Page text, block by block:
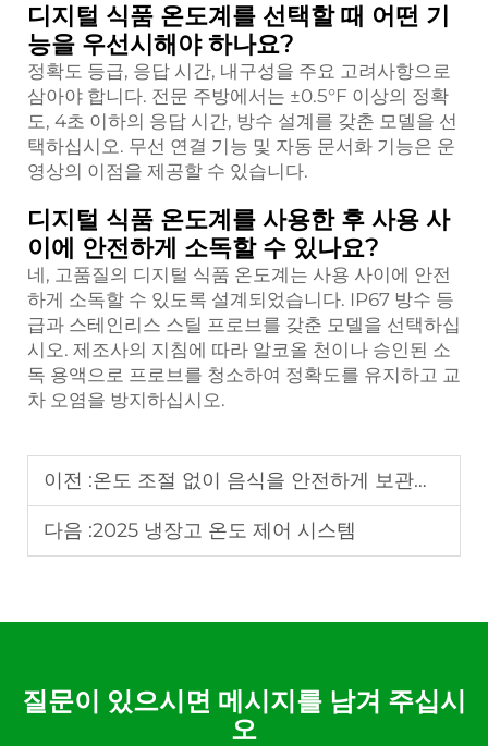
디지털 식품 온도계를 선택할 때 어떤 기
능을 우선시해야 하나요?
정확도 등급, 응답 시간, 내구성을 주요 고려사항으로
삼아야 합니다. 전문 주방에서는 ±0.5°F 이상의 정확
도, 4초 이하의 응답 시간, 방수 설계를 갖춘 모델을 선
택하십시오. 무선 연결 기능 및 자동 문서화 기능은 운
영상의 이점을 제공할 수 있습니다.
디지털 식품 온도계를 사용한 후 사용 사
이에 안전하게 소독할 수 있나요?
네, 고품질의 디지털 식품 온도계는 사용 사이에 안전
하게 소독할 수 있도록 설계되었습니다. IP67 방수 등
급과 스테인리스 스틸 프로브를 갖춘 모델을 선택하십
시오. 제조사의 지침에 따라 알코올 천이나 승인된 소
독 용액으로 프로브를 청소하여 정확도를 유지하고 교
차 오염을 방지하십시오.
이전 :온도 조절 없이 음식을 안전하게 보관할 수 있는 기간은 얼마나 되나요?
다음 :2025 냉장고 온도 제어 시스템
질문이 있으시면 메시지를 남겨 주십시
오